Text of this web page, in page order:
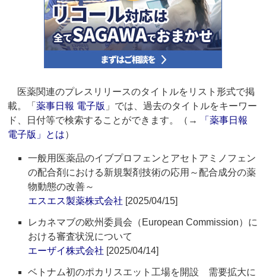
医薬関連のプレスリリースのタイトルをリスト形式で掲
載。「薬事日報 電子版 」では、過去のタイトルをキーワー
ド、日付等で検索することができます。（→
「薬事日報
電子版」とは）
一般用医薬品のイブプロフェンとアセトアミノフェン
の配合剤における新規製剤技術の応用～配合成分の薬
物動態の改善～
エスエス製薬株式会社 [2025/04/15]
レカネマブの欧州委員会（European Commission）に
おける審査状況について
エーザイ株式会社 [2025/04/14]
ベトナム初のポカリスエット工場を開設 需要拡大に